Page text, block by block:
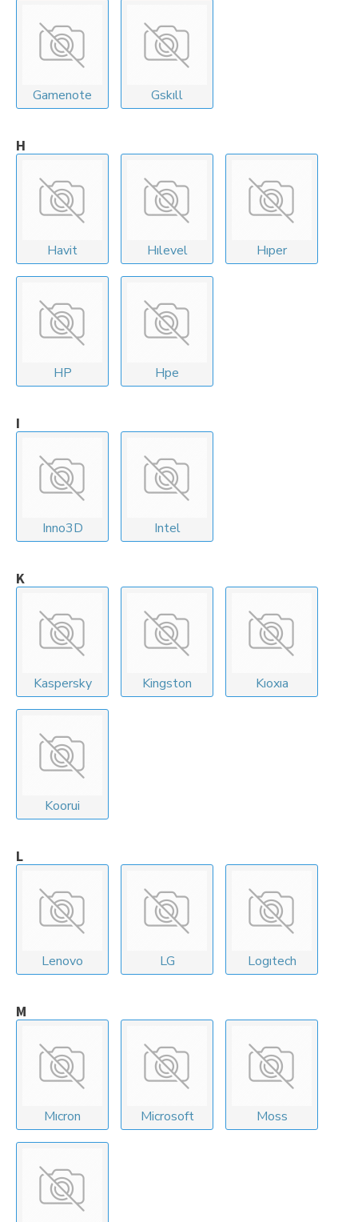
Gamenote Gskıll
H
Havit Hılevel Hıper
HP Hpe
I
Inno3D Intel
K
Kaspersky Kingston Kıoxıa
Koorui
L
Lenovo LG Logıtech
M
Mıcron Microsoft Moss